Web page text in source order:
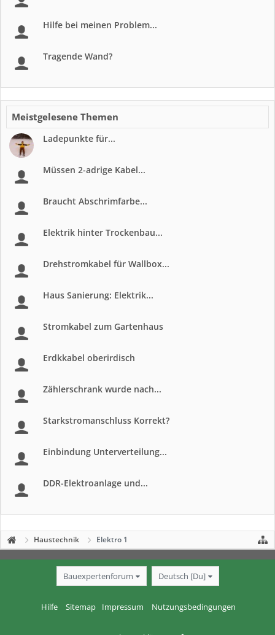
Hilfe bei meinen Problem...
Tragende Wand?
Meistgelesene Themen
Ladepunkte für...
Müssen 2-adrige Kabel...
Braucht Abschrimfarbe...
Elektrik hinter Trockenbau...
Drehstromkabel für Wallbox...
Haus Sanierung: Elektrik...
Stromkabel zum Gartenhaus
Erdkkabel oberirdisch
Zählerschrank wurde nach...
Starkstromanschluss Korrekt?
Einbindung Unterverteilung...
DDR-Elektroanlage und...
Haustechnik Elektro 1
Bauexpertenforum Deutsch [Du]
Hilfe Sitemap Impressum Nutzungsbedingungen